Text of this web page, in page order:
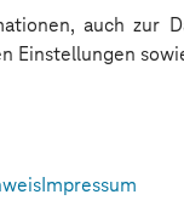
auch zur
Einstellungen
Impressum